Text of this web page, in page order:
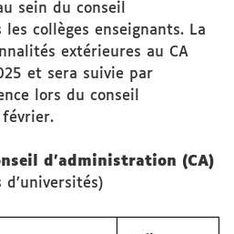
sein du conseil
collèges enseignants. La
extérieures au CA
et sera suivie par
lors du conseil
d’administration (CA)
d’universités)